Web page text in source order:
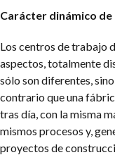
Carácter dinámico
Los centros de trabajo
aspectos, totalmente
sólo son diferentes,
contrario que una
tras día, con la misma
mismos procesos y,
proyectos de